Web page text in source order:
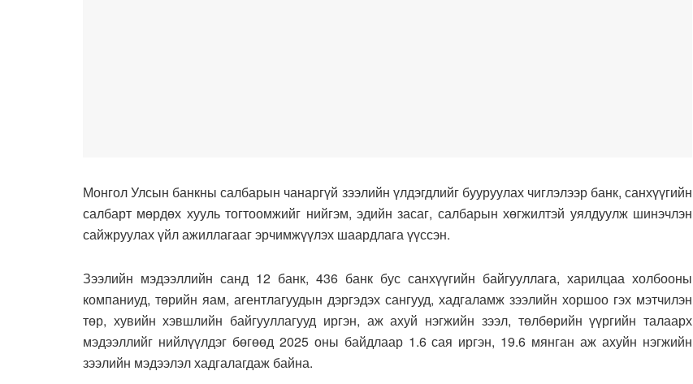
Монгол Улсын банкны салбарын чанаргүй зээлийн үлдэгдлийг бууруулах чиглэлээр банк, санхүүгийн
салбарт мөрдөх хууль тогтоомжийг нийгэм, эдийн засаг, салбарын хөгжилтэй уялдуулж шинэчлэн
сайжруулах үйл ажиллагааг эрчимжүүлэх шаардлага үүссэн.
Зээлийн мэдээллийн санд 12 банк, 436 банк бус санхүүгийн байгууллага, харилцаа холбооны
компаниуд, төрийн яам, агентлагуудын дэргэдэх сангууд, хадгаламж зээлийн хоршоо гэх мэтчилэн
төр, хувийн хэвшлийн байгууллагууд иргэн, аж ахуй нэгжийн зээл, төлбөрийн үүргийн талаарх
мэдээллийг нийлүүлдэг бөгөөд 2025 оны байдлаар 1.6 сая иргэн, 19.6 мянган аж ахуйн нэгжийн
зээлийн мэдээлэл хадгалагдаж байна.